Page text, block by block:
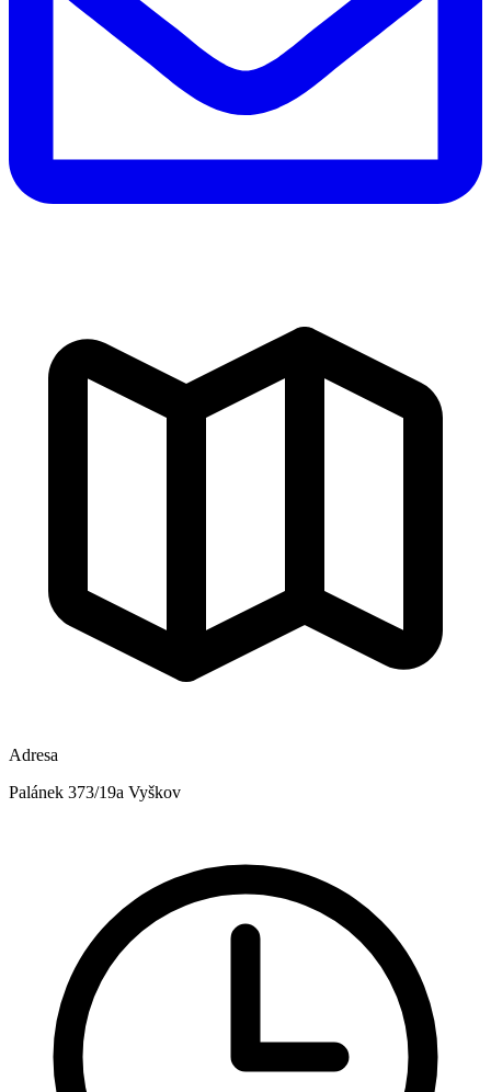
Adresa
Palánek 373/19a Vyškov